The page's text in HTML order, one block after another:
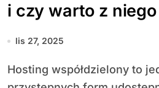
i czy warto z
lis 27, 2025
Hosting współdzielony to jedna z najbardziej